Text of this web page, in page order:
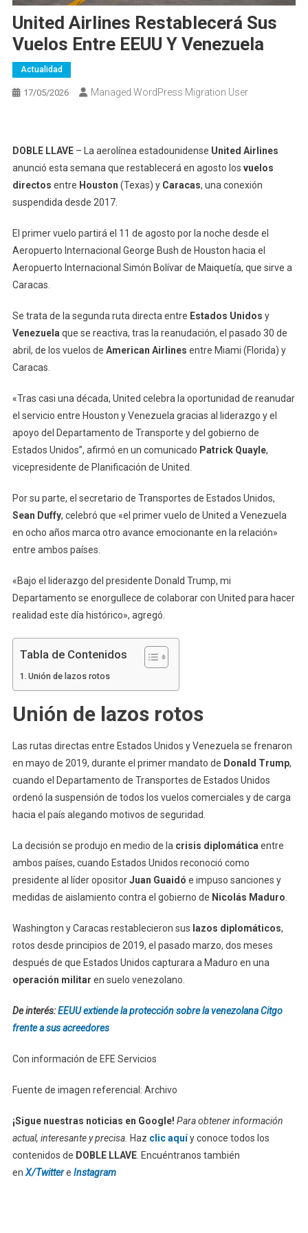
United Airlines Restablecerá Sus
Vuelos Entre EEUU Y Venezuela
Actualidad
17/05/2026 Managed WordPress Migration User
DOBLE LLAVE– La aerolínea estadounidense United Airlines
anunció esta semana que restablecerá en agosto los vuelos
directos entre Houston (Texas) y Caracas, una conexión
suspendida desde 2017.
El primer vuelo partirá el 11 de agosto por la noche desde el
Aeropuerto Internacional George Bush de Houston hacia el
Aeropuerto Internacional Simón Bolívar de Maiquetía, que sirve a
Caracas.
Se trata de la segunda ruta directa entre Estados Unidos y
Venezuela que se reactiva, tras la reanudación, el pasado 30 de
abril, de los vuelos de American Airlines entre Miami (Florida) y
Caracas.
«Tras casi una década, United celebra la oportunidad de reanudar
el servicio entre Houston y Venezuela gracias al liderazgo y el
apoyo del Departamento de Transporte y del gobierno de
Estados Unidos”, afirmó en un comunicado Patrick Quayle,
vicepresidente de Planificación de United.
Por su parte, el secretario de Transportes de Estados Unidos,
Sean Duffy, celebró que «el primer vuelo de United a Venezuela
en ocho años marca otro avance emocionante en la relación»
entre ambos países.
«Bajo el liderazgo del presidente Donald Trump, mi
Departamento se enorgullece de colaborar con United para hacer
realidad este día histórico», agregó.
Tabla de Contenidos
Unión de lazos rotos
Unión de lazos rotos
Las rutas directas entre Estados Unidos y Venezuela se frenaron
en mayo de 2019, durante el primer mandato de Donald Trump,
cuando el Departamento de Transportes de Estados Unidos
ordenó la suspensión de todos los vuelos comerciales y de carga
hacia el país alegando motivos de seguridad.
La decisión se produjo en medio de la crisis diplomática entre
ambos países, cuando Estados Unidos reconoció como
presidente al líder opositorJuan Guaidó e impuso sanciones y
medidas de aislamiento contra el gobierno de Nicolás Maduro
Washington y Caracas restablecieron sus lazos diplomáticos,
rotos desde principios de 2019, el pasado marzo, dos meses
después de que Estados Unidos capturara a Maduro en una
operación militar en suelo venezolano.
De interés:EEUU extiende la protección sobre la venezolana Citgo
frente a sus acreedores
Con información de EFE Servicios
Fuente de imagen referencial: Archivo
¡Sigue nuestras noticias en Google! Para obtener información
actual, interesante y precisa. Haz clic aquíy conoce todos los
contenidos de DOBLE LLAVE. Encuéntranos también
en X/Twittere Instagram